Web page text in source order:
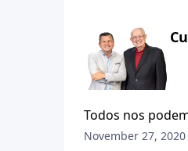
Todos nos
sorpresa y
November 27, 2020